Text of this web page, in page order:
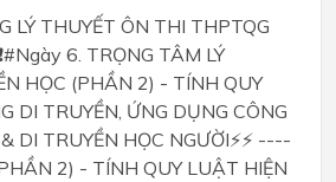
LÝ THUYẾT ÔN THI THPTQG
6. TRỌNG TÂM LÝ
HỌC (PHẦN 2) - TÍNH QUY
DI TRUYỀN, ỨNG DỤNG CÔNG
DI TRUYỀN HỌC NGƯỜI⚡⚡ ----
2) - TÍNH QUY LUẬT HIỆN